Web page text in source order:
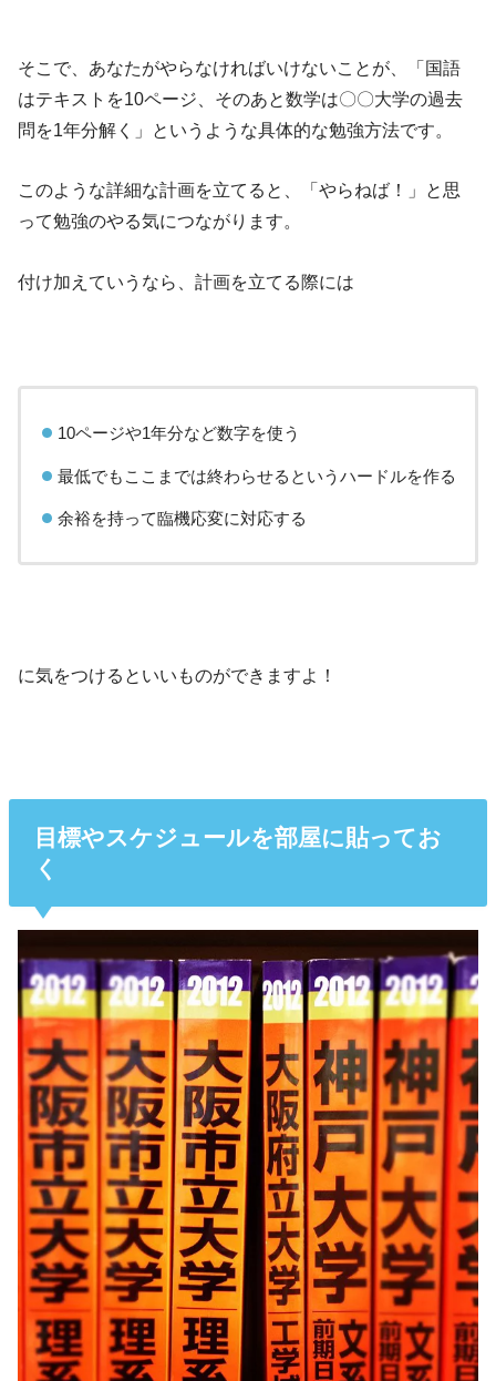
そこで、あなたがやらなければいけないことが、「国語
はテキストを10ページ、そのあと数学は〇〇大学の過去
問を1年分解く」というような具体的な勉強方法です。
このような詳細な計画を立てると、「やらねば！」と思
って勉強のやる気につながります。
付け加えていうなら、計画を立てる際には
10ページや1年分など数字を使う
最低でもここまでは終わらせるというハードルを作る
余裕を持って臨機応変に対応する
に気をつけるといいものができますよ！
目標やスケジュールを部屋に貼ってお
く